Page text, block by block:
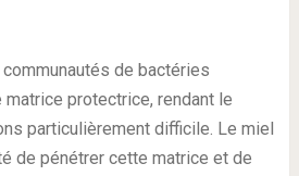
de bactéries
protectrice, rendant le
particulièrement difficile. Le miel
de pénétrer cette matrice et de